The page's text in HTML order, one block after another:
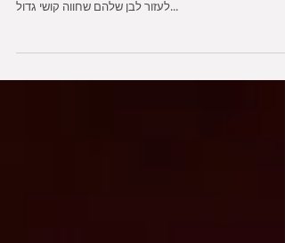
פנו אליי לאחר שהיו אובדי עצות. יצא להם להפגש עם שלל
לעזור לבן שלהם שחווה קושי גדול...